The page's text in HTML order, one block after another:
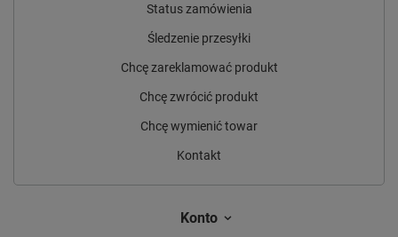
Status zamówienia
Śledzenie przesyłki
Chcę zareklamować produkt
Chcę zwrócić produkt
Chcę wymienić towar
Kontakt
Konto